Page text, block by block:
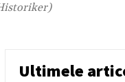
Ultimele